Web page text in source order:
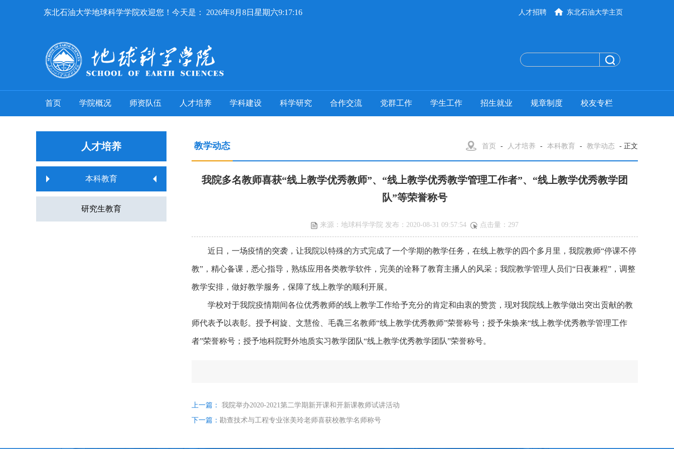
东北石油大学地球科学学院欢迎您！今天是： 2026年8月8日星期六9:17:16 东北石油大学主页
人才招聘
首页 学院概况 师资队伍 人才培养 学科建设 科学研究 合作交流 党群工作 学生工作 招生就业 规章制度 校友专栏
人才培养
本科教育
研究生教育
教学动态 首页 - 人才培养 - 本科教育 - 教学动态 - 正文
我院多名教师喜获“线上教学优秀教师”、“线上教学优秀教学管理工作者”、“线上教学优秀教学团
队”等荣誉称号
来源：地球科学学院 发布：2020-08-31 09:57:54 点击量： 297
近日，一场疫情的突袭，让我院以特殊的方式完成了一个学期的教学任务，在线上教学的四个多月里，我院教师“停课不停
教”，精心备课，悉心指导，熟练应用各类教学软件，完美的诠释了教育主播人的风采；我院教学管理人员们“日夜兼程”，调整
教学安排，做好教学服务，保障了线上教学的顺利开展。
学校对于我院疫情期间各位优秀教师的线上教学工作给予充分的肯定和由衷的赞赏，现对我院线上教学做出突出贡献的教
师代表予以表彰。授予柯旋、文慧俭、毛毳三名教师“线上教学优秀教师”荣誉称号；授予朱焕来“线上教学优秀教学管理工作
者”荣誉称号；授予地科院野外地质实习教学团队“线上教学优秀教学团队”荣誉称号。
上一篇： 我院举办2020-2021第二学期新开课和开新课教师试讲活动
下一篇： 勘查技术与工程专业张美玲老师喜获校教学名师称号